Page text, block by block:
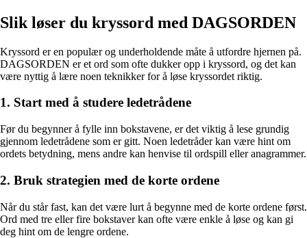
Slik løser du kryssord med DAGSORDEN
Kryssord er en populær og underholdende måte å utfordre hjernen på.
DAGSORDEN er et ord som ofte dukker opp i kryssord, og det kan
være nyttig å lære noen teknikker for å løse kryssordet riktig.
1. Start med å studere ledetrådene
Før du begynner å fylle inn bokstavene, er det viktig å lese grundig
gjennom ledetrådene som er gitt. Noen ledetråder kan være hint om
ordets betydning, mens andre kan henvise til ordspill eller anagrammer.
2. Bruk strategien med de korte ordene
Når du står fast, kan det være lurt å begynne med de korte ordene først.
Ord med tre eller fire bokstaver kan ofte være enkle å løse og kan gi
deg hint om de lengre ordene.